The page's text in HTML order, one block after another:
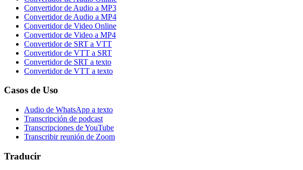
Convertidor de Audio a MP3
Convertidor de Audio a MP4
Convertidor de Video Online
Convertidor de Video a MP4
Convertidor de SRT a VTT
Convertidor de VTT a SRT
Convertidor de SRT a texto
Convertidor de VTT a texto
Casos de Uso
Audio de WhatsApp a texto
Transcripción de podcast
Transcripciones de YouTube
Transcribir reunión de Zoom
Traducir